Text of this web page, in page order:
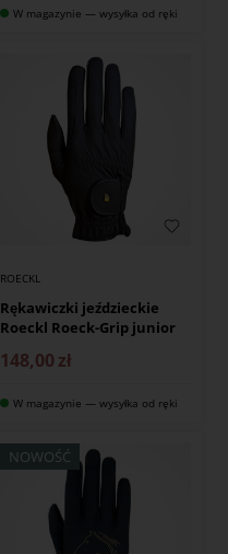
W magazynie — wysyłka od ręki
ROECKL
Rękawiczki jeździeckie
Roeckl Roeck-Grip junior
148,00 zł
W magazynie — wysyłka od ręki
NOWOŚĆ